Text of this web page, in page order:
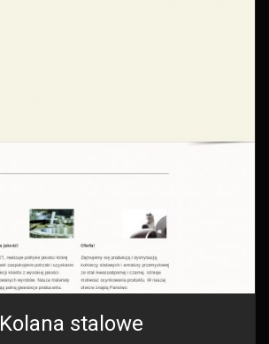
Kolana stalowe